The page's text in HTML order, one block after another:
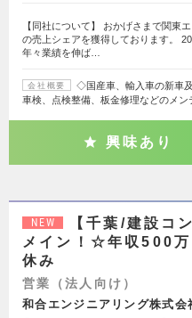
【同社について】 おかげさまで関東
の売上シェアを獲得しております。
年々業績を伸ば…
会社概要
◇国産車、輸入車の新車
車検、点検整備、板金修理などのメ
興味あり
NEW
【千葉/建設コ
メイン！☆年収500
休み
営業（法人向け）
和合エンジニアリング株式会